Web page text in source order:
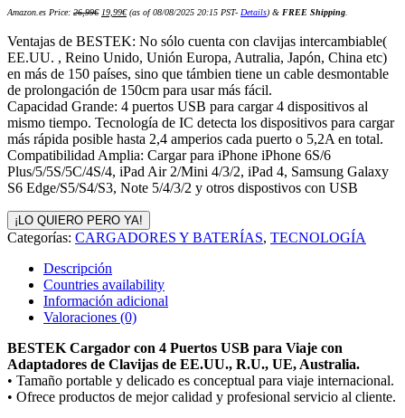
Amazon.es Price: 26,99€ precio
era:
26,99€.
19,99€precio
es:
19,99€.
(as of 08/08/2025 20:15 PST- Details) & FREE Shipping
Ventajas de BESTEK: No sólo cuenta con clavijas intercambiable(
EE.UU. , Reino Unido, Unión Europa, Autralia, Japón, China etc)
en más de 150 países, sino que támbien tiene un cable desmontable
de prolongación de 150cm para usar más fácil.
Capacidad Grande: 4 puertos USB para cargar 4 dispositivos al
mismo tiempo. Tecnología de IC detecta los dispositivos para cargar
más rápida posible hasta 2,4 amperios cada puerto o 5,2A en total.
Compatibilidad Amplia: Cargar para iPhone iPhone 6S/6
Plus/5/5S/5C/4S/4, iPad Air 2/Mini 4/3/2, iPad 4, Samsung Galaxy
S6 Edge/S5/S4/S3, Note 5/4/3/2 y otros dispostivos con USB
¡LO QUIERO PERO YA!
Categorías: CARGADORES Y BATERÍAS, TECNOLOGÍA
Descripción
Countries availability
Información adicional
Valoraciones (0)
BESTEK Cargador con 4 Puertos USB para Viaje con
Adaptadores de Clavijas de EE.UU., R.U., UE, Australia.
• Tamaño portable y delicado es conceptual para viaje internacional.
• Ofrece productos de mejor calidad y profesional servicio al cliente.